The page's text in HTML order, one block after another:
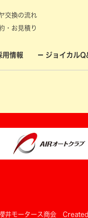
交換の流れ
・お見積り
用情報 ジョイカル
井モータース商会